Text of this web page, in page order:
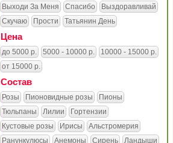
Выходи За Меня
Спасибо
Выздоравливай
Скучаю
Прости Татьянин День
Цена
до 5000 р. 5000 - 10000 р.
10000 - 15000 р.
от 15000 р.
Состав
Розы Пионовидные розы
Пионы
Тюльпаны
Лилии
Гортензии
Кустовые розы
Ирисы
Альстромерия
Ранункулюсы
Анемоны Сирень
Ландыши